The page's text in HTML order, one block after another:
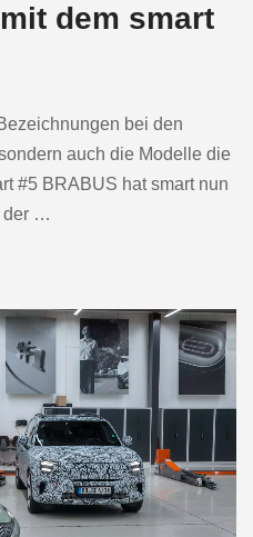
dem smart
bei den
auch die Modelle die
#5 BRABUS hat smart nun
der …